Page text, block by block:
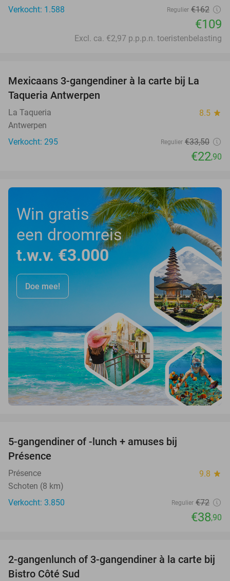
Verkocht: 1.588 Regulier €162
€109
Excl. ca. €2,97 p.p.p.n. toeristenbelasting
32%
Mexicaans 3-gangendiner à la carte bij La
Taqueria Antwerpen
La Taqueria 8.5 star
Antwerpen
Verkocht: 295
Regulier €33,50
€22,90
Win gratis
een droomreis
t.w.v. €3.000
Doe mee!
5-gangendiner of -lunch + amuses bij
Présence
Présence 9.8 star
Schoten (8 km)
Verkocht: 3.850
Regulier €72
€38,90
39%
2-gangenlunch of 3-gangendiner à la carte bij
Bistro Côté Sud